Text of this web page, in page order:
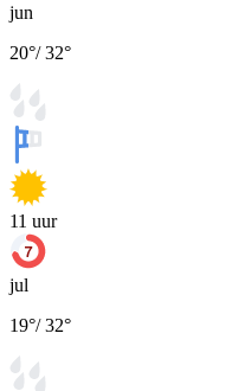
jun
20°/32°
11 uur
jul
19°/32°